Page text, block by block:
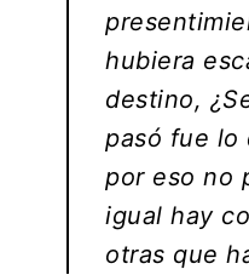
hubiera
destino,
pasó fue lo
por eso no
igual hay
otras que